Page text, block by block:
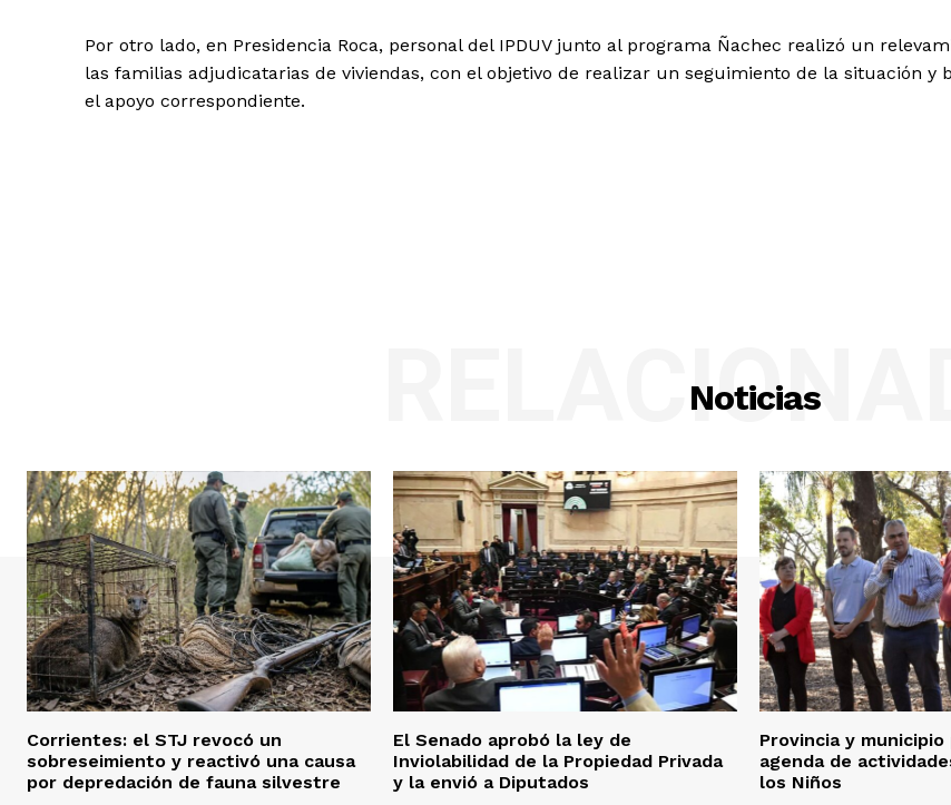
Por otro lado, en Presidencia Roca, personal del IPDUV junto al programa Ñachec realizó un
las familias adjudicatarias de viviendas, con el objetivo de realizar un seguimiento de la situación y
el apoyo correspondiente.
Noticias
Corrientes: el STJ revocó un
sobreseimiento y reactivó una causa
por depredación de fauna silvestre
El Senado aprobó la ley de
Inviolabilidad de la Propiedad Privada
y la envió a Diputados
Provincia y
agenda de
los Niños